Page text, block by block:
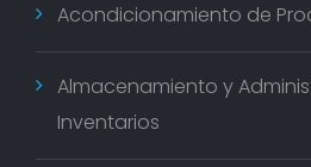
D
U
C
T
Acondicionamiento de
Almacenamiento y
Inventarios